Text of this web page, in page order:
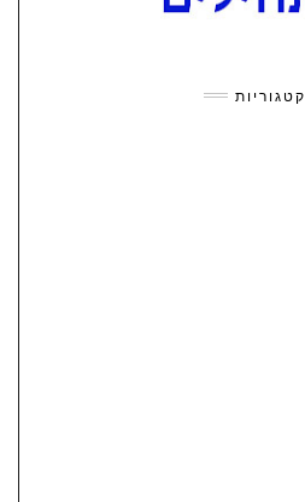
קטגוריות